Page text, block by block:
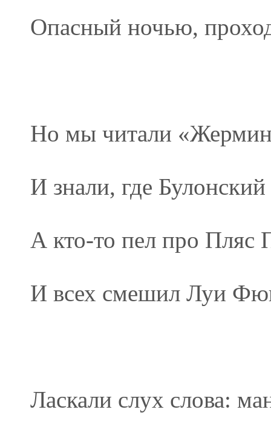
Опасный ночью,
Но мы читали
И знали, где Булонский
А кто-то пел про Пляс
И всех смешил Луи
Ласкали слух слова: